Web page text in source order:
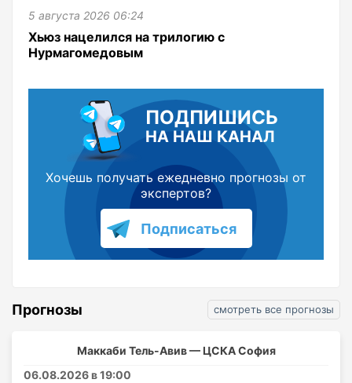
5 августа 2026 06:24
Хьюз нацелился на трилогию с
Нурмагомедовым
ПОДПИШИСЬ
НА НАШ КАНАЛ
Хочешь получать ежедневно прогнозы от
экспертов?
Подписаться
Прогнозы смотреть все прогнозы
Маккаби Тель-Авив — ЦСКА София
06.08.2026 в 19:00